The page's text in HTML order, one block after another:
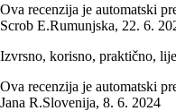
Ova recenzija je automatski
Scrob E.Rumunjska, 22. 6.
Izvrsno, korisno, praktično,
Ova recenzija je automatski
Jana R.Slovenija, 8. 6. 2024